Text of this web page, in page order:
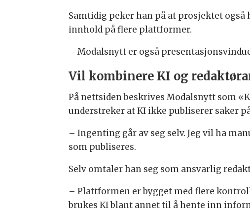
Samtidig peker han på at prosjektet
innhold på flere plattformer.
– Modalsnytt er også
Vil kombinere KI og
På nettsiden beskrives Modalsnytt som
understreker at KI ikke publiserer saker
– Ingenting går av seg selv. Jeg vil ha
som publiseres.
Selv omtaler han seg som ansvarlig
– Plattformen er bygget med flere
brukes KI blant annet til å hente inn